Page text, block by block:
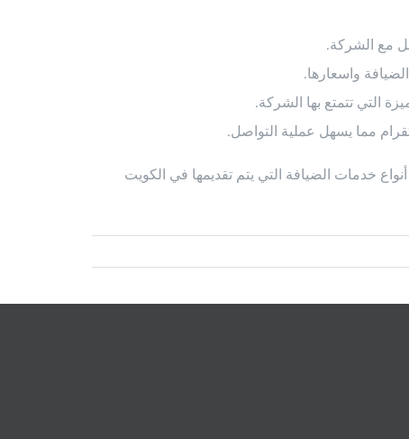
مع الشركة.
واسعارها.
التي تتمتع بها الشركة.
مما يسهل عملية التواصل.
خدمات الضيافة التي يتم تقديمها في الكويت